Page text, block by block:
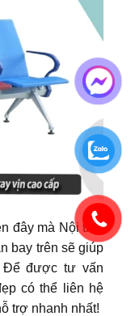
đây mà Nội thất
bay trên sẽ giúp
Để được tư vấn
có thể liên hệ
trợ nhanh nhất!